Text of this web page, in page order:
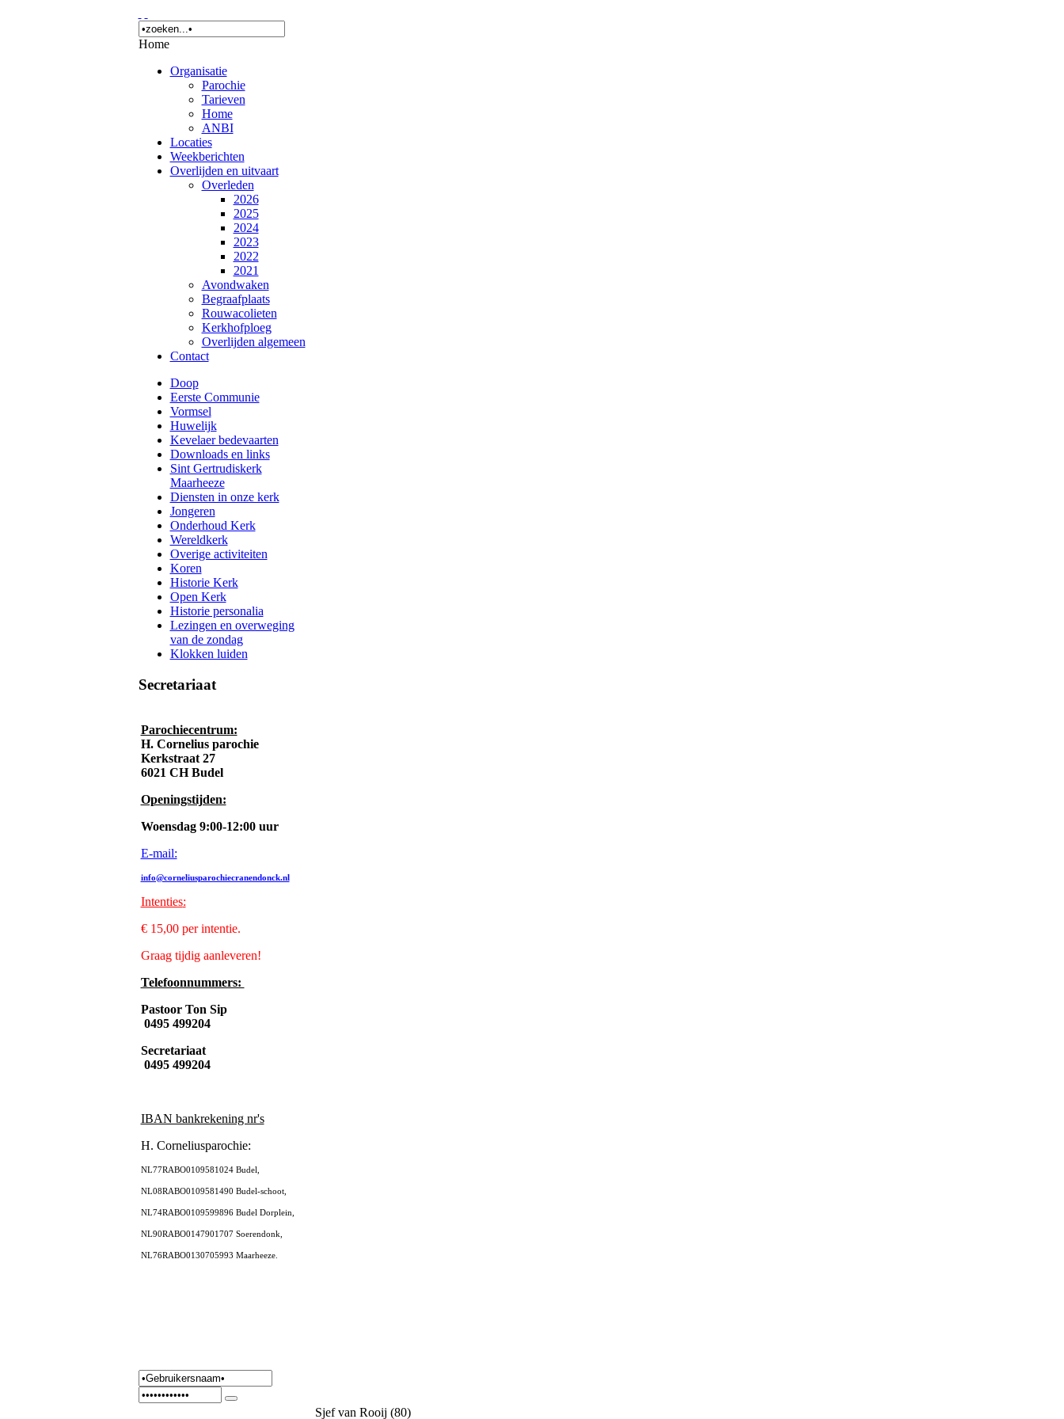
Home
Organisatie
Parochie
Tarieven
Home
ANBI
Locaties
Weekberichten
Overlijden en uitvaart
Overleden
2026
2025
2024
2023
2022
2021
Avondwaken
Begraafplaats
Rouwacolieten
Kerkhofploeg
Overlijden algemeen
Contact
Doop
Eerste Communie
Vormsel
Huwelijk
Kevelaer bedevaarten
Downloads en links
Sint Gertrudiskerk
Maarheeze
Diensten in onze kerk
Jongeren
Onderhoud Kerk
Wereldkerk
Overige activiteiten
Koren
Historie Kerk
Open Kerk
Historie personalia
Lezingen en overweging
van de zondag
Klokken luiden
Secretariaat
Parochiecentrum:
H. Cornelius parochie
Kerkstraat 27
6021 CH Budel
Openingstijden:
Woensdag 9:00-12:00 uur
E-mail:
info@corneliusparochiecranendonck.nl
Intenties:
€ 15,00 per intentie.
Graag tijdig aanleveren!
Telefoonnummers:
Pastoor Ton Sip
0495 499204
Secretariaat
0495 499204
IBAN bankrekening nr's
H. Corneliusparochie:
NL77RABO0109581024 Budel,
NL08RABO0109581490 Budel-schoot,
NL74RABO0109599896 Budel Dorplein,
NL90RABO0147901707 Soerendonk,
NL76RABO0130705993 Maarheeze.
Sjef van Rooij (80)